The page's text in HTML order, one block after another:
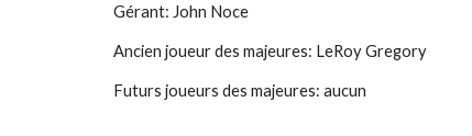
Gérant: John Noce
Ancien joueur des majeures: LeRoy Gregory
Futurs joueurs des majeures: aucun